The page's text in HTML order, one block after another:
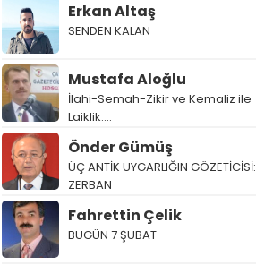
Erkan Altaş
SENDEN KALAN
Mustafa Aloğlu
İlahi-Semah-Zikir ve Kemaliz ile
Laiklik….
Önder Gümüş
ÜÇ ANTİK UYGARLIĞIN GÖZETİCİSİ:
ZERBAN
Fahrettin Çelik
BUGÜN 7 ŞUBAT